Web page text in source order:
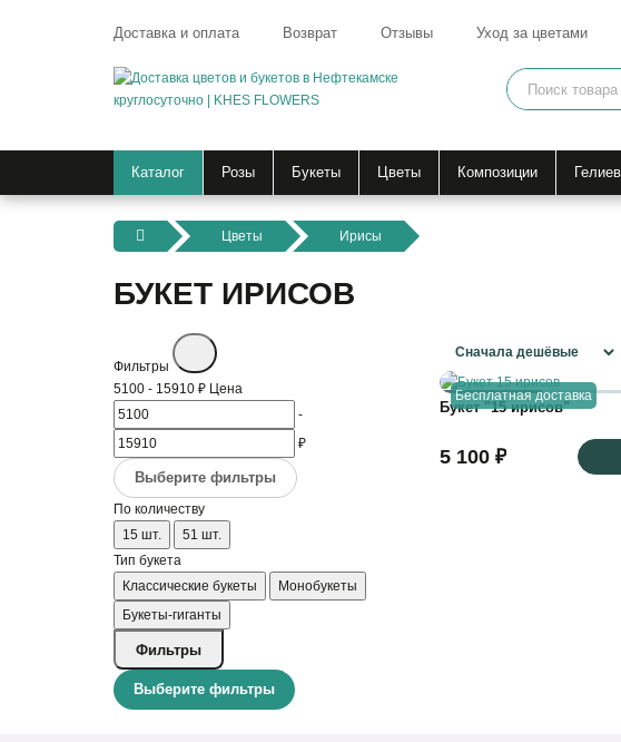
Доставка и оплата Возврат Отзывы Уход за цветами
Каталог Розы Букеты Цветы Композиции
Цветы Ирисы
БУКЕТ ИРИСОВ
Фильтры
5100 - 15910 ₽ Цена
-
₽
Выберите фильтры
По количеству
15 шт.
51 шт.
Тип букета
Классические букеты
Монобукеты
Букеты-гиганты
Фильтры
Выберите фильтры
Бесплатная доставка
Букет "15 ирисов"
5 100 ₽